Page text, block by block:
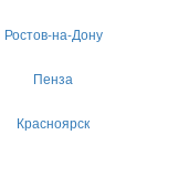
Ростов-на-Дону
Пенза
Красноярск